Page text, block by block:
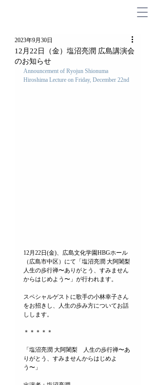
12月22日（金）塩沼亮潤 広島講演会
のお知らせ
2023年9月30日
Announcement of Ryojun Shionuma
Hiroshima Lecture on Friday, December 22nd
12月22日(金)、広島文化学園HBGホール
（広島市中区）にて「塩沼亮潤 大阿闍梨
人生の歩行禅〜ありがとう、すみません
からはじめよう〜」が行われます。
スペシャルゲストに歌手の小林幸子さん
をお招きし、人生の歩み方についてお話
しします。
＊＊＊＊＊
「塩沼亮潤 大阿闍梨　人生の歩行禅〜あ
りがとう、すみませんからはじめよ
う〜」